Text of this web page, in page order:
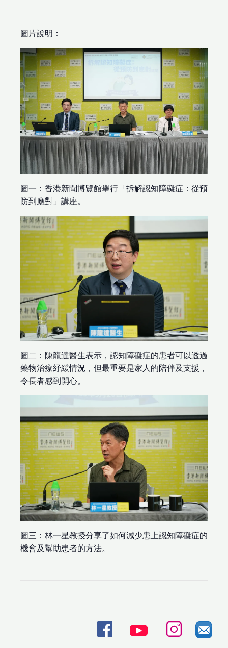
圖片說明：
圖一：香港新聞博覽館舉行「拆解認知障礙症：從預
防到應對」講座。
圖二：陳龍達醫生表示，認知障礙症的患者可以透過
藥物治療紓緩情況，但最重要是家人的陪伴及支援，
令長者感到開心。
圖三：林一星教授分享了如何減少患上認知障礙症的
機會及幫助患者的方法。